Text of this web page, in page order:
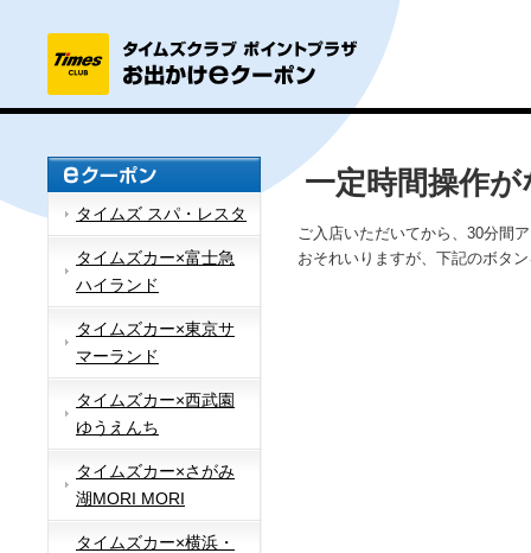
タイムズ スパ・レスタ
タイムズカー×富士急
ハイランド
タイムズカー×東京サ
マーランド
タイムズカー×西武園
ゆうえんち
タイムズカー×さがみ
湖MORI MORI
タイムズカー×横浜・
一定時間操作
ご入店いただいてから、30分間
おそれいりますが、下記のボタ